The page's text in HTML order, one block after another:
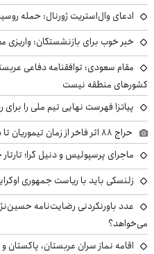
ادعای وال‌استریت ژورنال: حمله
خبر خوب برای بازنشستگان: واریزی
مقام سعودی: توافقنامه دفاعی
کشورهای منطقه نیست
پیاتزا فهرست نهایی تیم ملی را
حراج ۸۸ اثر فاخر از زمان تیموریان تا دوره معاصر +تصاویر
ماجرای پرسپولیس و دنیل گرا؛
زلنسکی باید با ریاست جمهوری
عدد باورنکردنی رضایت‌نامه
می‌خواهد؟
اقامه نماز سران عربستان،